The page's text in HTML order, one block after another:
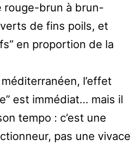
rouge-brun à brun-
de fins poils, et
en proportion de la
l’effet
est immédiat… mais il
tempo : c’est une
pas une vivace